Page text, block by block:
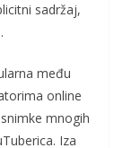
sadržaj,
među
online
mnogih
Iza